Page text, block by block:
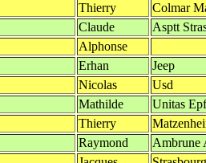
Thierry
Colmar
Claude
Asptt
Alphonse
Erhan
Jeep
Nicolas
Usd
Mathilde
Unitas
Thierry
Raymond
Ambrune